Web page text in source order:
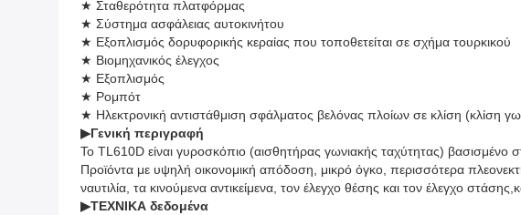
★ Σταθερότητα πλατφόρμας
★ Σύστημα ασφάλειας αυτοκινήτου
★ Εξοπλισμός δορυφορικής κεραίας που τοποθετείται σε σχήμα τουρκικού
★ Βιομηχανικός έλεγχος
★ Εξοπλισμός
★ Ρομπότ
★ Ηλεκτρονική αντιστάθμιση σφάλματος βελόνας πλοίων σε κλίση (κλίση
▶Γενική περιγραφή
Το TL610D είναι γυροσκόπιο (αισθητήρας γωνιακής ταχύτητας) βασισμένο
Προϊόντα με υψηλή οικονομική απόδοση, μικρό όγκο, περισσότερα
ναυτιλία, τα κινούμενα αντικείμενα, τον έλεγχο θέσης και τον έλεγχο
▶ΤΕΧΝΙΚΑ δεδομένα